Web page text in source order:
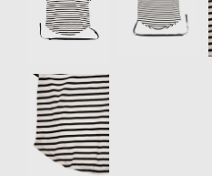
特定商取引法にもとづく
表記